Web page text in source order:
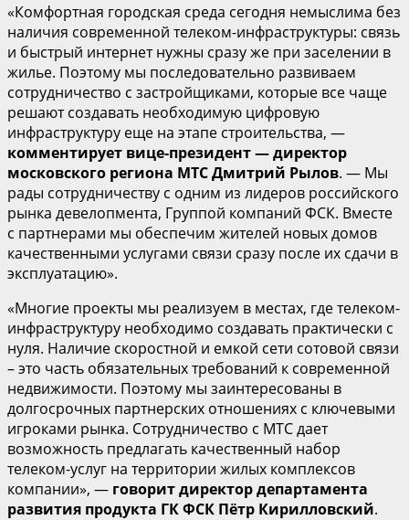
«Комфортная городская среда сегодня немыслима без
наличия современной телеком-инфраструктуры: связь
и быстрый интернет нужны сразу же при заселении в
жилье. Поэтому мы последовательно развиваем
сотрудничество с застройщиками, которые все чаще
решают создавать необходимую цифровую
инфраструктуру еще на этапе строительства, —
комментирует вице-президент — директор
московского региона МТС Дмитрий Рылов. — Мы
рады сотрудничеству с одним из лидеров российского
рынка девелопмента, Группой компаний ФСК. Вместе
с партнерами мы обеспечим жителей новых домов
качественными услугами связи сразу после их сдачи в
эксплуатацию».
«Многие проекты мы реализуем в местах, где телеком-
инфраструктуру необходимо создавать практически с
нуля. Наличие скоростной и емкой сети сотовой связи
– это часть обязательных требований к современной
недвижимости. Поэтому мы заинтересованы в
долгосрочных партнерских отношениях с ключевыми
игроками рынка. Сотрудничество с МТС дает
возможность предлагать качественный набор
телеком-услуг на территории жилых комплексов
компании», — говорит директор департамента
развития продукта ГК ФСК Пётр Кирилловский.